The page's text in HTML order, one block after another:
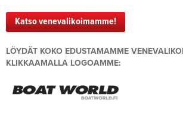
Katso venevalikoimamme!
LÖYDÄT KOKO EDUSTAMAMME
KLIKKAAMALLA LOGOAMME: